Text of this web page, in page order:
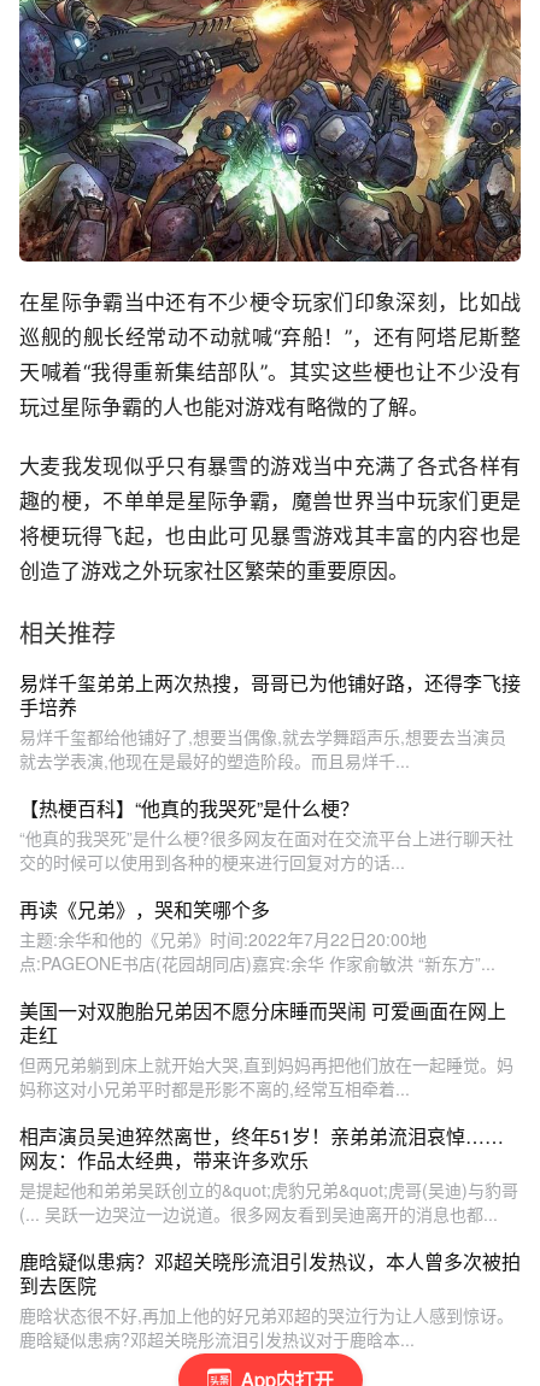
App内打开
在星际争霸当中还有不少梗令玩家们印象深刻，比如战
巡舰的舰长经常动不动就喊“弃船！”，还有阿塔尼斯整
天喊着“我得重新集结部队”。其实这些梗也让不少没有
玩过星际争霸的人也能对游戏有略微的了解。
大麦我发现似乎只有暴雪的游戏当中充满了各式各样有
趣的梗，不单单是星际争霸，魔兽世界当中玩家们更是
将梗玩得飞起，也由此可见暴雪游戏其丰富的内容也是
创造了游戏之外玩家社区繁荣的重要原因。
相关推荐
易烊千玺弟弟上两次热搜，哥哥已为他铺好路，还得李飞接
手培养
易烊千玺都给他铺好了,想要当偶像,就去学舞蹈声乐,想要去当演员
就去学表演,他现在是最好的塑造阶段。而且易烊千...
【热梗百科】“​他真的我哭死”是什么梗？
“他真的我哭死”是什么梗?很多网友在面对在交流平台上进行聊天社
交的时候可以使用到各种的梗来进行回复对方的话...
再读《兄弟》，哭和笑哪个多
主题:余华和他的《兄弟》时间:2022年7月22日20:00地
点:PAGEONE书店(花园胡同店)嘉宾:余华 作家俞敏洪 “新东方”...
美国一对双胞胎兄弟因不愿分床睡而哭闹 可爱画面在网上
走红
但两兄弟躺到床上就开始大哭,直到妈妈再把他们放在一起睡觉。妈
妈称这对小兄弟平时都是形影不离的,经常互相牵着...
相声演员吴迪猝然离世，终年51岁！亲弟弟流泪哀悼……
网友：作品太经典，带来许多欢乐
是提起他和弟弟吴跃创立的&quot;虎豹兄弟&quot;虎哥(吴迪)与豹哥
(... 吴跃一边哭泣一边说道。很多网友看到吴迪离开的消息也都...
鹿晗疑似患病？邓超关晓彤流泪引发热议，本人曾多次被拍
到去医院
鹿晗状态很不好,再加上他的好兄弟邓超的哭泣行为让人感到惊讶。
鹿晗疑似患病?邓超关晓彤流泪引发热议对于鹿晗本...